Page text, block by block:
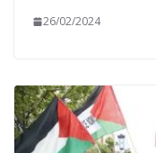
26/02/2024